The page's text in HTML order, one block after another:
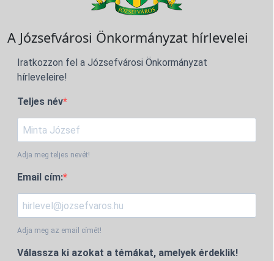
A Józsefvárosi Önkormányzat hírlevelei
Iratkozzon fel a Józsefvárosi Önkormányzat
hírleveleire!
Teljes név
Adja meg teljes nevét!
Email cím:
Adja meg az email címét!
Válassza ki azokat a témákat, amelyek érdeklik!